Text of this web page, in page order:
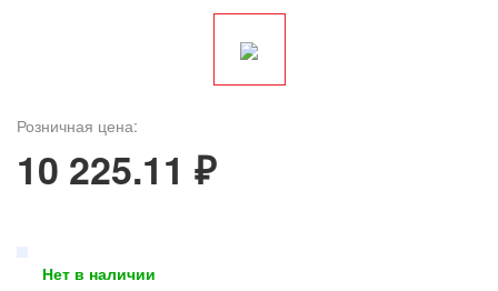
Розничная цена:
10 225.11 ₽
Нет в наличии